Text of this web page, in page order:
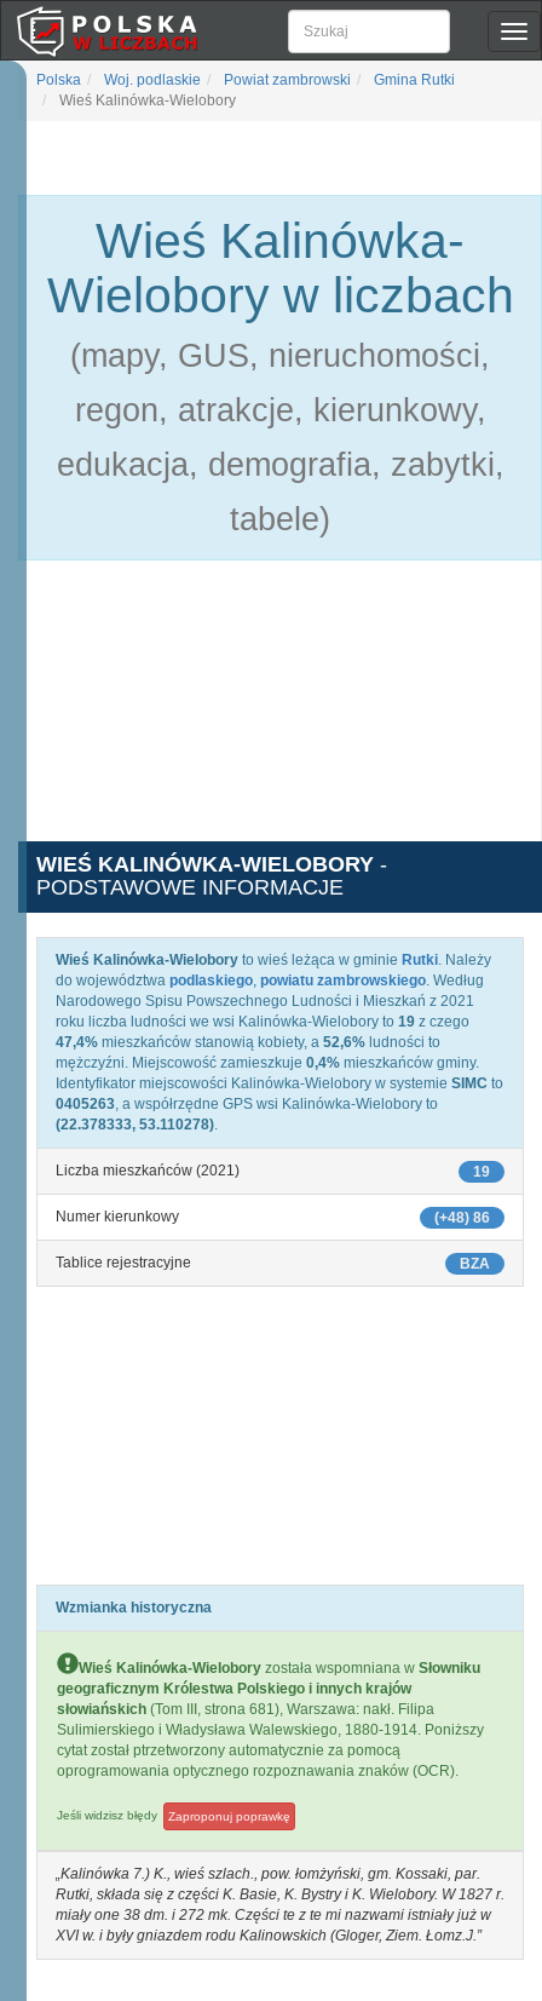
Polska Woj. podlaskie Powiat zambrowski
Gmina Rutki
Wieś Kalinówka-Wielobory
Wieś Kalinówka-
Wielobory w liczbach
(mapy, GUS, nieruchomości,
regon, atrakcje, kierunkowy,
edukacja, demografia, zabytki,
tabele)
WIEŚ KALINÓWKA-WIELOBORY -
PODSTAWOWE INFORMACJE
Wieś Kalinówka-Wielobory to wieś leżąca w gminie Rutki. Należy
do województwa podlaskiego, powiatu zambrowskiego. Według
Narodowego Spisu Powszechnego Ludności i Mieszkań z 2021
roku liczba ludności we wsi Kalinówka-Wielobory to 19 z czego
47,4% mieszkańców stanowią kobiety, a 52,6% ludności to
mężczyźni. Miejscowość zamieszkuje 0,4% mieszkańców gminy.
Identyfikator miejscowości Kalinówka-Wielobory w systemie SIMC to
0405263, a współrzędne GPS wsi Kalinówka-Wielobory to
(22.378333, 53.110278).
19
Liczba mieszkańców (2021)
(+48) 86
Numer kierunkowy
BZA
Tablice rejestracyjne
Wzmianka historyczna
Wieś Kalinówka-Wielobory została wspomniana w Słowniku
geograficznym Królestwa Polskiego i innych krajów
słowiańskich (Tom III, strona 681), Warszawa: nakł. Filipa
Sulimierskiego i Władysława Walewskiego, 1880-1914. Poniższy
cytat został ptrzetworzony automatycznie za pomocą
oprogramowania optycznego rozpoznawania znaków (OCR).
Jeśli widzisz błędy Zaproponuj poprawkę
Kalinówka 7.) K., wieś szlach., pow. łomżyński, gm. Kossaki, par.
Rutki, składa się z części K. Basie, K. Bystry i K. Wielobory. W 1827 r.
miały one 38 dm. i 272 mk. Części te z te mi nazwami istniały już w
XVI w. i były gniazdem rodu Kalinowskich (Gloger, Ziem. Łomz.J.